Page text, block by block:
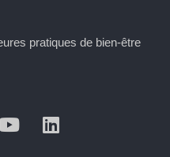
pratiques de bien-être